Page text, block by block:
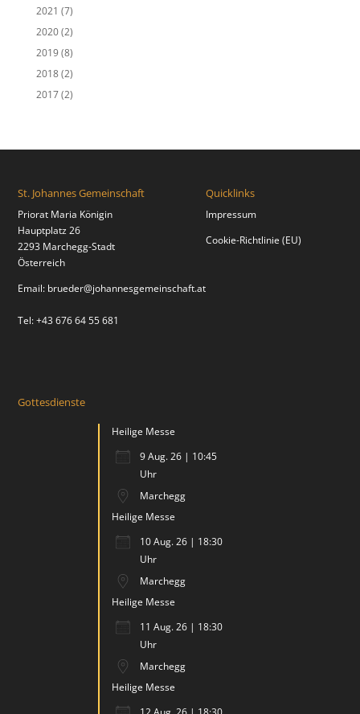
2021 (7)
2020(2)
2019(8)
2018(2)
2017(2)
St. Johannes Gemeinschaft
Priorat Maria Königin
Hauptplatz 26
2293 Marchegg-Stadt
Österreich
Email: brueder@johannesgemeinschaft.at
Tel: +43 676 64 55 681
Quicklinks
Impressum
Cookie-Richtlinie (EU)
Gottesdienste
Heilige Messe
9 Aug. 26 | 10:45
Uhr
Marchegg
Heilige Messe
10 Aug. 26 | 18:30
Uhr
Marchegg
Heilige Messe
11 Aug. 26 | 18:30
Uhr
Marchegg
Heilige Messe